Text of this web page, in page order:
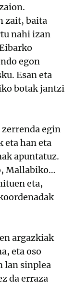
zait, baita
nahi izan
egon
Esan eta
botak jantzi
egin
eta han eta
apuntatuz.
Mallabiko…
eta,
argazkiak
eta oso
lan sinplea
da erraza